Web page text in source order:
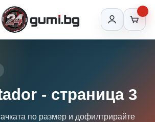
- страница 3
по размер и дофилтрирайте